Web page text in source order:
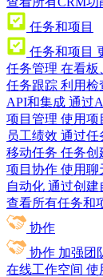
任务和项目
任务和项目
任务管理 在看板
任务跟踪 利用检
API和集成 通过
项目管理 使用项
员工绩效 通过任
移动任务 任务创
项目协作 使用聊
自动化 通过创建
查看所有任务和
协作
协作 加强团
在线工作空间 使